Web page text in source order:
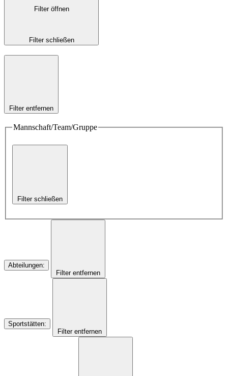
Filter öffnen
Filter schließen
Filter entfernen
Mannschaft/Team/Gruppe
Filter schließen
Abteilungen:
Filter entfernen
Sportstätten:
Filter entfernen